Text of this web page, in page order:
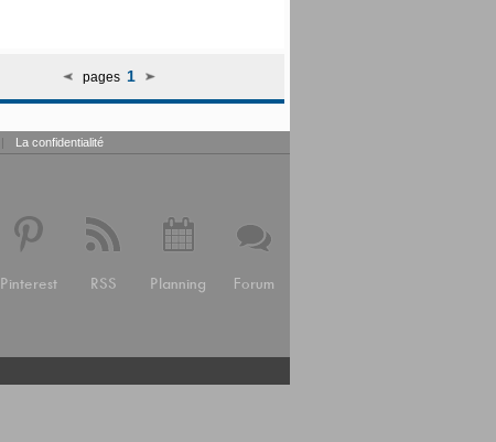
pages 1
| La confidentialité
Pinterest RSS Planning Forum